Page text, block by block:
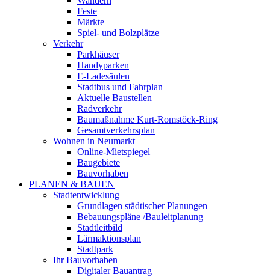
Feste
Märkte
Spiel- und Bolzplätze
Verkehr
Parkhäuser
Handyparken
E-Ladesäulen
Stadtbus und Fahrplan
Aktuelle Baustellen
Radverkehr
Baumaßnahme Kurt-Romstöck-Ring
Gesamtverkehrsplan
Wohnen in Neumarkt
Online-Mietspiegel
Baugebiete
Bauvorhaben
PLANEN & BAUEN
Stadtentwicklung
Grundlagen städtischer Planungen
Bebauungspläne /Bauleitplanung
Stadtleitbild
Lärmaktionsplan
Stadtpark
Ihr Bauvorhaben
Digitaler Bauantrag